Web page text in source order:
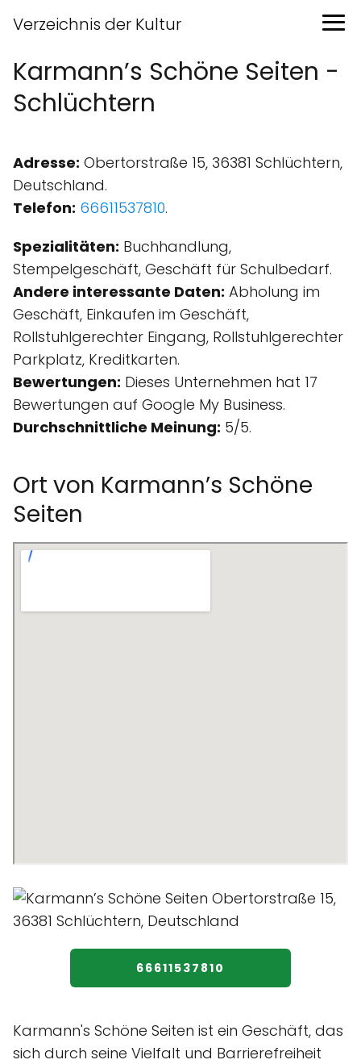
Verzeichnis der Kultur
Karmann’s Schöne Seiten -
Schlüchtern
Adresse: Obertorstraße 15, 36381 Schlüchtern,
Deutschland.
Telefon: 66611537810.
Spezialitäten: Buchhandlung,
Stempelgeschäft, Geschäft für Schulbedarf.
Andere interessante Daten: Abholung im
Geschäft, Einkaufen im Geschäft,
Rollstuhlgerechter Eingang, Rollstuhlgerechter
Parkplatz, Kreditkarten.
Bewertungen: Dieses Unternehmen hat 17
Bewertungen auf Google My Business.
Durchschnittliche Meinung: 5/5.
Ort von Karmann’s Schöne
Seiten
66611537810
Karmann's Schöne Seiten ist ein Geschäft, das
sich durch seine Vielfalt und Barrierefreiheit